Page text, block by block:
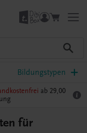
Bildungstypen
ab 29,00
für